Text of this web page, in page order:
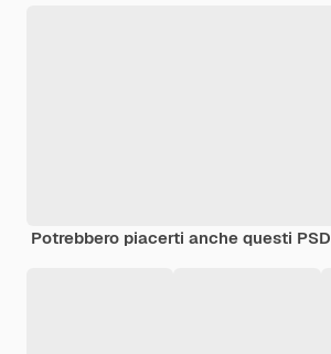
Potrebbero piacerti anche questi PSD